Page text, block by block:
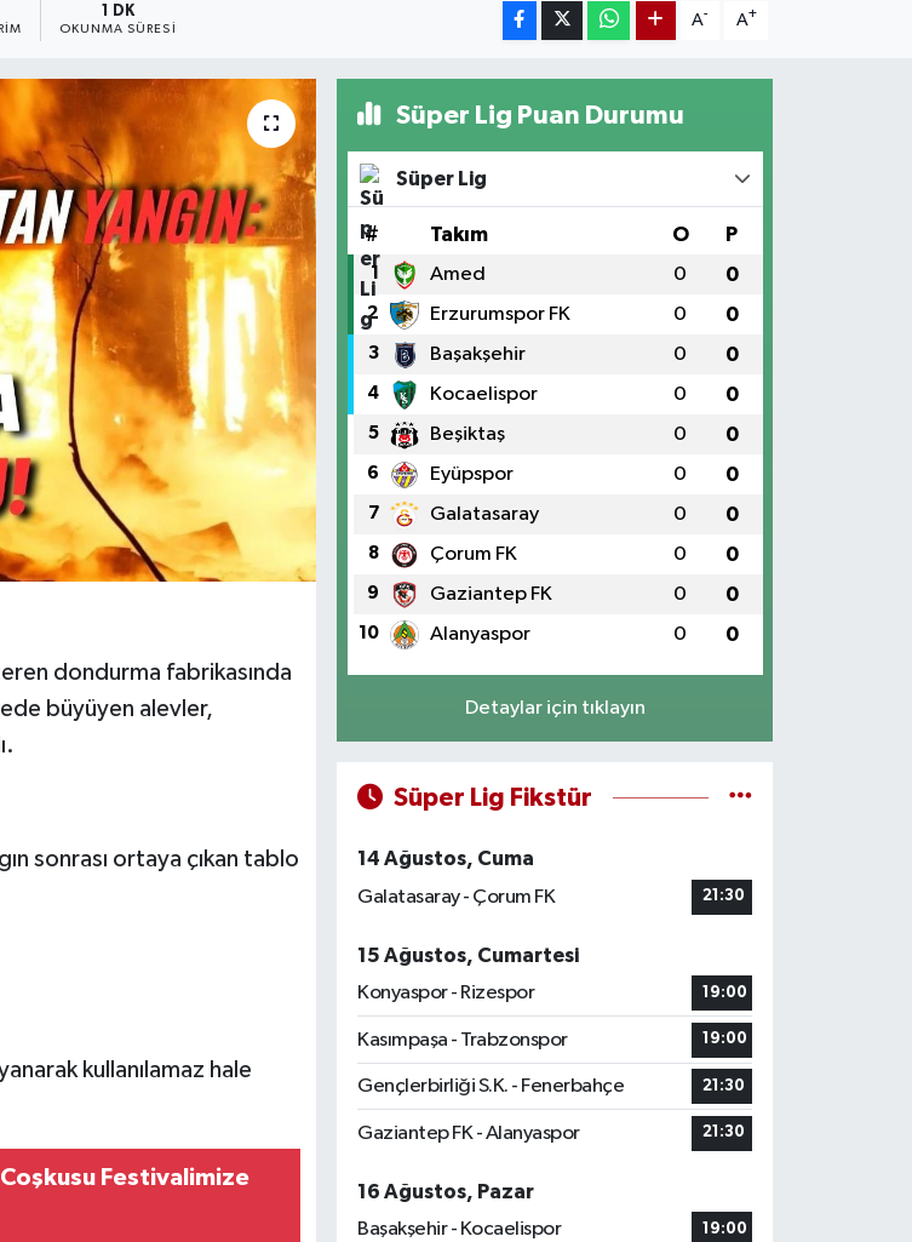
1 DK
OKUNMA SÜRESI
A- A+
dondurma fabrikasında
büyüyen alevler,
sonrası ortaya çıkan tablo
kullanılamaz hale
Festivalimize
Süper Lig Puan Durumu
Süper Lig
# Takım O P
1 Amed 0 0
2 Erzurumspor FK 0 0
3 Başakşehir 0 0
4 Kocaelispor 0 0
5 Beşiktaş 0 0
6 Eyüpspor 0 0
7 Galatasaray 0 0
8 Çorum FK 0 0
9 Gaziantep FK 0 0
10 Alanyaspor 0 0
Detaylar için tıklayın
Süper Lig Fikstür
14 Ağustos, Cuma
Galatasaray - Çorum FK
21:30
15 Ağustos, Cumartesi
Konyaspor - Rizespor
19:00
Kasımpaşa - Trabzonspor 19:00
Gençlerbirliği S.K. - Fenerbahçe 21:30
Gaziantep FK - Alanyaspor 21:30
16 Ağustos, Pazar
Başakşehir - Kocaelispor
19:00